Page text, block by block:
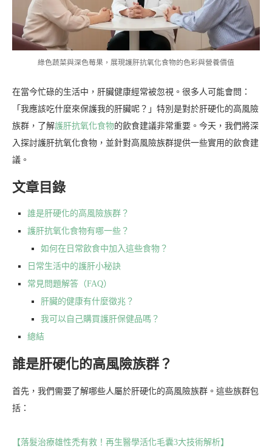
綠色蔬菜與深色莓果，展現護肝抗氧化食物的色彩與營養價值
在當今忙碌的生活中，肝臟健康經常被忽視。很多人可能會問：
「我應該吃什麼來保護我的肝臟呢？」特別是對於肝硬化的高風險
族群，了解護肝抗氧化食物的飲食建議非常重要。今天，我們將深
入探討護肝抗氧化食物，並針對高風險族群提供一些實用的飲食建
議。
文章目錄
誰是肝硬化的高風險族群？
護肝抗氧化食物有哪一些？
如何在日常飲食中加入這些食物？
日常生活中的護肝小秘訣
常見問題解答（FAQ）
肝臟的健康有什麼徵兆？
我可以自己購買護肝保健品嗎？
總結
誰是肝硬化的高風險族群？
首先，我們需要了解哪些人屬於肝硬化的高風險族群。這些族群包
括：
【落髮治療雄性禿有救！再生醫學活化毛囊3大技術解析】